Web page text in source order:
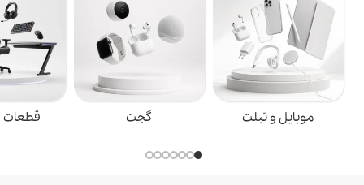
موبایل و تبلت گجت قطعات